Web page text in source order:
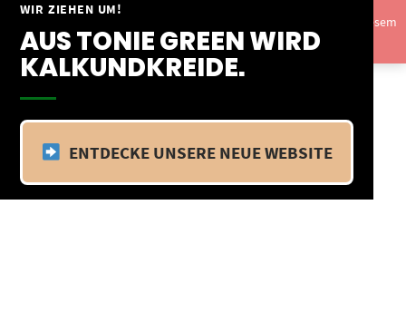
WIR ZIEHEN UM!
AUS TONIE GREEN WIRD
KALKUNDKREIDE.
ENTDECKE UNSERE NEUE WEBSITE
Springe
Inhalt
Vom 09.04.25 - 20.04.25 befinden wir uns im Betriebsurlaub. In diesem
Zeitraum findet kein Versand statt.Ausblenden